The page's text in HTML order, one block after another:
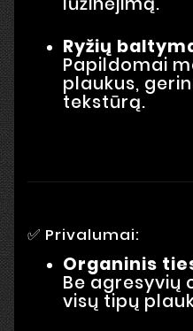
Ryžių
Papildomai
plaukus,
tekstūrą.
✅ Privalumai:
Organinis
Be agresyvių
visų tipų